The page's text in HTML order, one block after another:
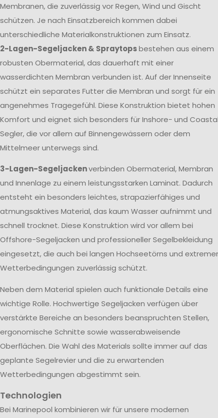
Membranen, die zuverlässig vor Regen, Wind und Gischt
schützen. Je nach Einsatzbereich kommen dabei
unterschiedliche Materialkonstruktionen zum Einsatz.
2-Lagen-Segeljacken & Spraytopsbestehen aus einem
robusten Obermaterial, das dauerhaft mit einer
wasserdichten Membran verbunden ist. Auf der Innenseite
schützt ein separates Futter die Membran und sorgt für ein
angenehmes Tragegefühl. Diese Konstruktion bietet hohen
Komfort und eignet sich besonders für Inshore- und
Segler, die vor allem auf Binnengewässern oder dem
Mittelmeer unterwegs sind.
3-Lagen-Segeljackenverbinden Obermaterial, Membran
und Innenlage zu einem leistungsstarken Laminat. Dadurch
entsteht ein besonders leichtes, strapazierfähiges und
atmungsaktives Material, das kaum Wasser aufnimmt und
schnell trocknet. Diese Konstruktion wird vor allem bei
Offshore-Segeljacken und professioneller Segelbekleidung
eingesetzt, die auch bei langen Hochseetörns und
Wetterbedingungen zuverlässig schützt.
Neben dem Material spielen auch funktionale Details eine
wichtige Rolle. Hochwertige Segeljacken verfügen über
verstärkte Bereiche an besonders beanspruchten Stellen,
ergonomische Schnitte sowie wasserabweisende
Oberflächen. Die Wahl des Materials sollte immer auf das
geplante Segelrevier und die zu erwartenden
Wetterbedingungen abgestimmt sein.
Technologien
Bei Marinepool kombinieren wir für unsere modernen